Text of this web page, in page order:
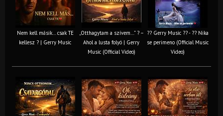
Nem kell másik… csak TE
kellesz ? | Gerry Music
„Otthagytam a szívem…” ? –
Ahol a lusta folyó | Gerry
Music (Official Video)
?? Gerry Music ?? - ?? Nika
se perimeno (Official Music
Video)